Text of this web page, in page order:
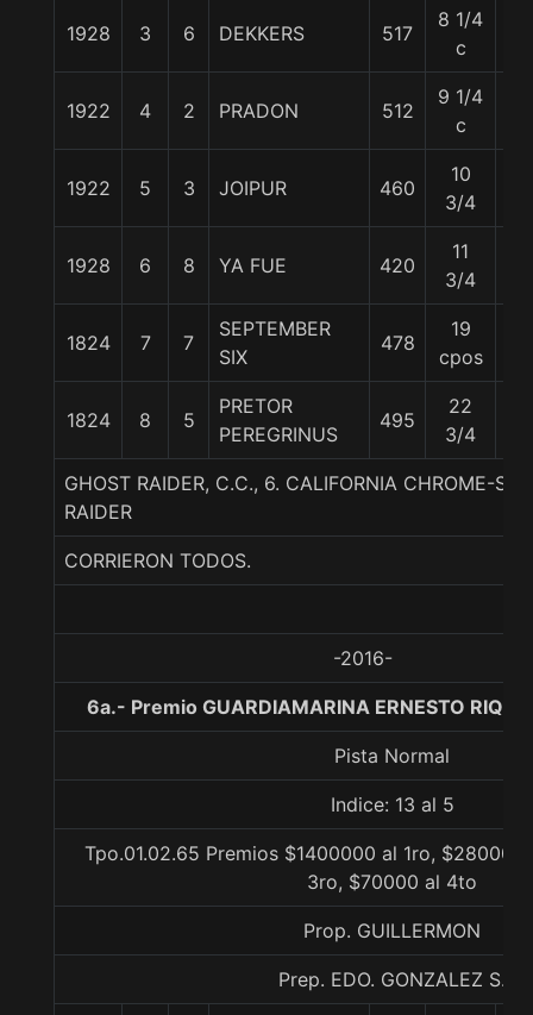
1928 3 6 DEKKERS 517
8 1/4
c
1922 4 2 PRADON 512
9 1/4
c
1922 5 3 JOIPUR 460
10
3/4
1928 6 8 YA FUE 420
11
3/4
1824 7 7
SEPTEMBER
SIX
478
19
cpos
1824 8 5
PRETOR
PEREGRINUS
495
22
3/4
GHOST RAIDER, C.C., 6. CALIFORNIA CHROME-
RAIDER
CORRIERON TODOS.
-2016-
6a.- Premio GUARDIAMARINA ERNESTO
Pista Normal
Indice: 13 al 5
Tpo.01.02.65 Premios $1400000 al 1ro,
3ro, $70000 al 4to
Prop. GUILLERMON
Prep. EDO. GONZALEZ S.